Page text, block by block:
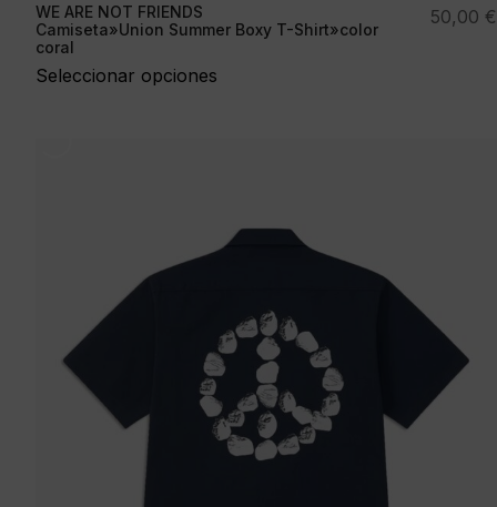
WE ARE NOT FRIENDS
Camiseta»Union Summer Boxy T-Shirt»color
coral
Seleccionar opciones
50,00 €